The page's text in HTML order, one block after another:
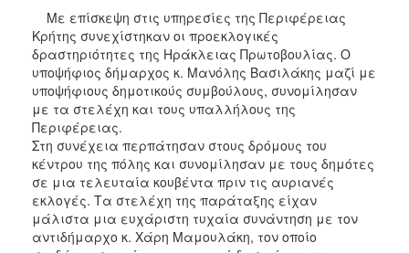
ΑΝΘΕΚΤΙΚΗ
ΠΟΛΗ
Με επίσκεψη στις υπηρεσίες της Περιφέρειας
Κρήτης συνεχίστηκαν οι προεκλογικές
δραστηριότητες της Ηράκλειας Πρωτοβουλίας. Ο
υποψήφιος δήμαρχος κ. Μανόλης Βασιλάκης μαζί με
υποψήφιους δημοτικούς συμβούλους, συνομίλησαν
με τα στελέχη και τους υπαλλήλους της
Περιφέρειας.
Στη συνέχεια περπάτησαν στους δρόμους του
κέντρου της πόλης και συνομίλησαν με τους δημότες
σε μια τελευταία κουβέντα πριν τις αυριανές
εκλογές. Τα στελέχη της παράταξης είχαν
μάλιστα μια ευχάριστη τυχαία συνάντηση με τον
αντιδήμαρχο κ. Χάρη Μαμουλάκη, τον οποίο